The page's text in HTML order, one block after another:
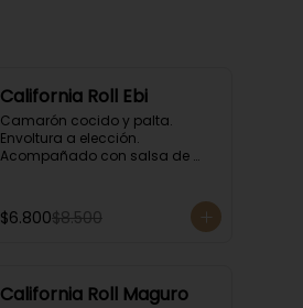
California Roll Ebi
Camarón cocido y palta.
Envoltura a elección.
Acompañado con salsa de
$6.800$8.500
California Roll Maguro